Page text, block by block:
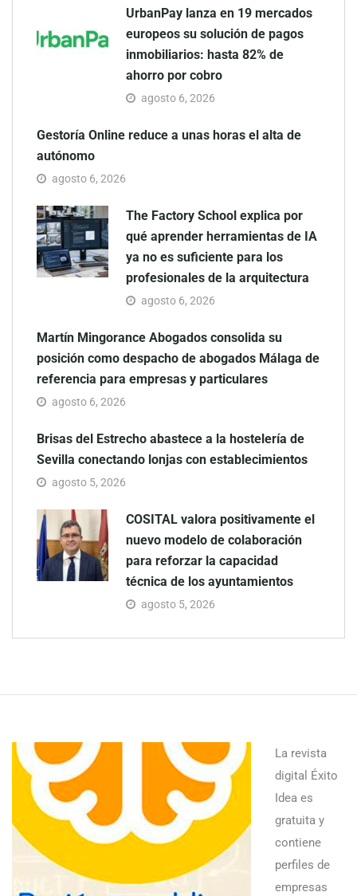
UrbanPay lanza en 19 mercados
europeos su solución de pagos
inmobiliarios: hasta 82% de
ahorro por cobro
agosto 6, 2026
Gestoría Online reduce a unas horas el alta de
autónomo
agosto 6, 2026
The Factory School explica por
qué aprender herramientas de IA
ya no es suficiente para los
profesionales de la arquitectura
agosto 6, 2026
Martín Mingorance Abogados consolida su
posición como despacho de abogados Málaga de
referencia para empresas y particulares
agosto 6, 2026
Brisas del Estrecho abastece a la hostelería de
Sevilla conectando lonjas con establecimientos
agosto 5, 2026
COSITAL valora positivamente el
nuevo modelo de colaboración
para reforzar la capacidad
técnica de los ayuntamientos
agosto 5, 2026
La revista
digital Éxito
Idea es
gratuita y
contiene
perfiles de
empresas